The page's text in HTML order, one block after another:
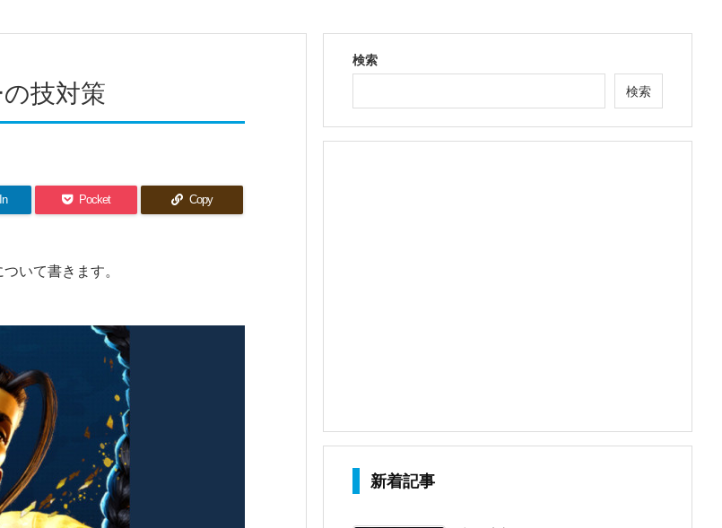
技対策
Pocket Copy
いて書きます。
検索
検索
新着記事